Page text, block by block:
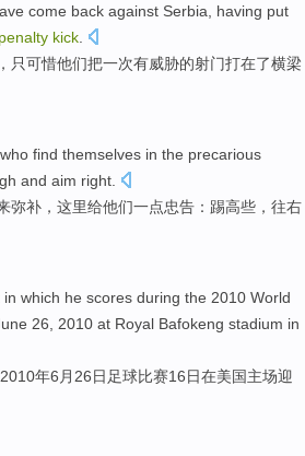
come back against Serbia having put
penalty kick
只可惜他们把一次有威胁的射门打在了横梁
who find themselves in the precarious
and aim right
弥补 ，这里给他们一点忠告：踢高些， 往右
in which he scores during the 2010 World
26 , 2010 at Royal Bafokeng stadium in
2010年6月 26日 足球比赛16日在美国主场迎